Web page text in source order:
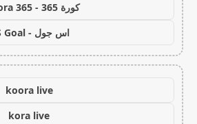
كورة 365 - kooora 365
اس جول - AS Goal
koora live
kora live